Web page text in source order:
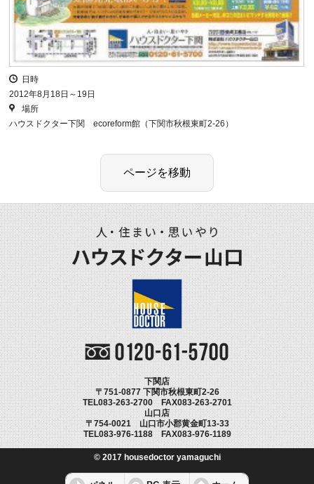
日時
2012年8月18日～19日
場所
ハウスドクター下関 ecoreform館（下関市秋根東町2-26）
下関店
〒751-0877 下関市秋根東町2-26
TEL083-263-2700 FAX083-263-2701
山口店
〒754-0021 山口市小郡黄金町13-33
TEL083-976-1188 FAX083-976-1189
© 2017 housedoctor yamaguchi